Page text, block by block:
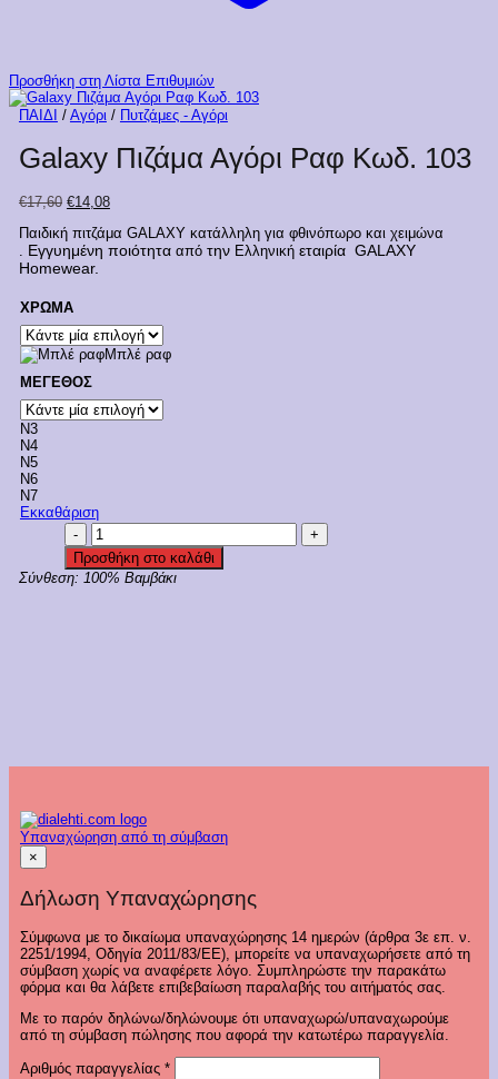
Προσθήκη στη Λίστα Επιθυμιών
ΠΑΙΔΙ / Αγόρι / Πυτζάμες - Αγόρι
Galaxy Πιζάμα Αγόρι Ραφ Κωδ. 103
€17,60 Original
was:
€17,60.
€14,08Η
τιμή
είναι:
Παιδική πιτζάμα GALAXY κατάλληλη για φθινόπωρο και χειμώνα
Εγγυημένη ποιότητα απότην Ελληνικήεταιρία GALAXY
Homewear.
ΧΡΩΜΑ
Μπλέ ραφ
ΜΕΓΕΘΟΣ
Ν3
Ν4
Ν5
Ν6
Ν7
Εκκαθάριση
Galaxy
Πιζάμα
Αγόρι
Ραφ
Προσθήκη στο καλάθι
Σύνθεση: 100% Βαμβάκι
Υπαναχώρηση από τη σύμβαση
×
Δήλωση Υπαναχώρησης
Σύμφωνα με το δικαίωμα υπαναχώρησης 14 ημερών (άρθρα 3ε επ. ν.
2251/1994, Οδηγία 2011/83/ΕΕ), μπορείτε να υπαναχωρήσετε από τη
σύμβαση χωρίς να αναφέρετε λόγο. Συμπληρώστε την παρακάτω
φόρμα και θα λάβετε επιβεβαίωση παραλαβής του αιτήματός σας.
Με το παρόν δηλώνω/δηλώνουμε ότι υπαναχωρώ/υπαναχωρούμε
από τη σύμβαση πώλησης που αφορά την κατωτέρω παραγγελία.
Αριθμός παραγγελίας *